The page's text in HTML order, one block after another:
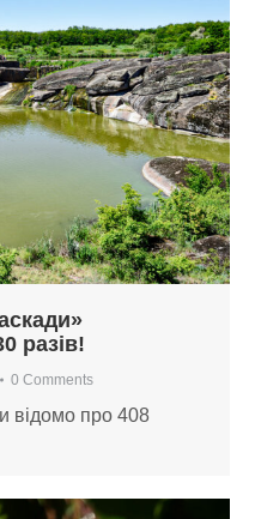
разів!
0 Comments
відомо про 408